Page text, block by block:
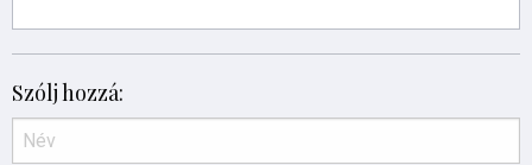
Szólj hozzá: